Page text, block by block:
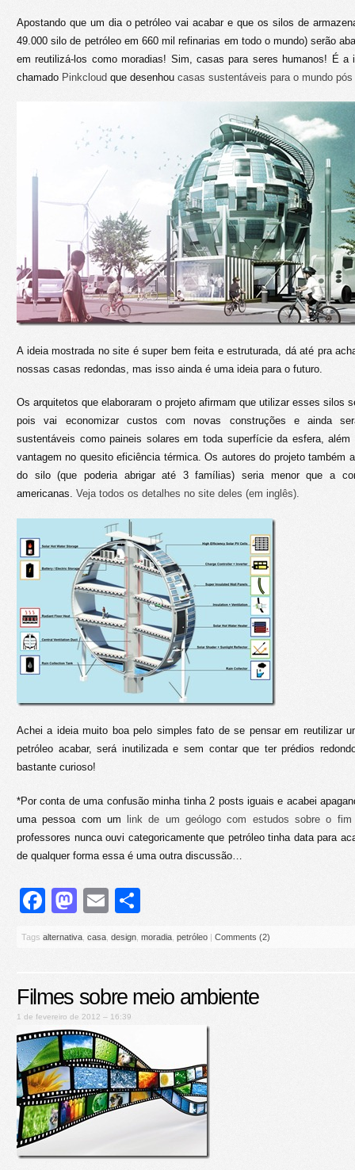
Apostando que um dia o petróleo vai acabar e que os silos de
49.000 silo de petróleo em 660 mil refinarias em todo o mundo) serão
em reutilizá-los como moradias! Sim, casas para seres humanos! É a
chamado Pinkcloud que desenhou casas sustentáveis para o mundo pós
A ideia mostrada no site é super bem feita e estruturada, dá até pra
nossas casas redondas, mas isso ainda é uma ideia para o futuro.
Os arquitetos que elaboraram o projeto afirmam que utilizar esses silos
pois vai economizar custos com novas construções e ainda
sustentáveis como paineis solares em toda superfície da esfera,
vantagem no quesito eficiência térmica. Os autores do projeto também
do silo (que poderia abrigar até 3 famílias) seria menor que a
americanas. Veja todos os detalhes no site deles (em inglês).
Achei a ideia muito boa pelo simples fato de se pensar em reutilizar
petróleo acabar, será inutilizada e sem contar que ter prédios
bastante curioso!
*Por conta de uma confusão minha tinha 2 posts iguais e acabei
uma pessoa com um link de um geólogo com estudos sobre o fim
professores nunca ouvi categoricamente que petróleo tinha data para
de qualquer forma essa é uma outra discussão…
Facebook
Mastodon
Email
Tags alternativa casa design moradia petróleo | Comments (2)
Filmes sobre meio ambiente
1 de fevereiro de 2012 – 16:39